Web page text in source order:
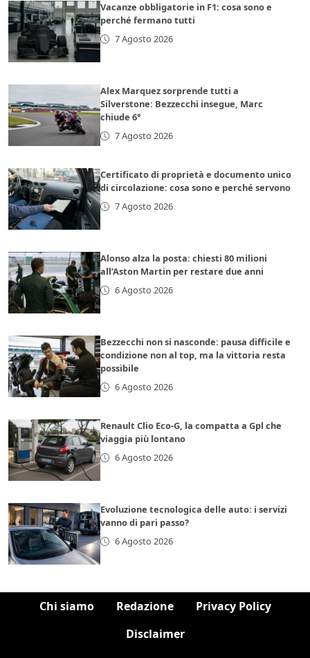
Vacanze obbligatorie in F1: cosa sono e
perché fermano tutti
7 Agosto 2026
Alex Marquez sorprende tutti a
Silverstone: Bezzecchi insegue, Marc
chiude 6°
7 Agosto 2026
Certificato di proprietà e documento unico
di circolazione: cosa sono e perché servono
7 Agosto 2026
Alonso alza la posta: chiesti 80 milioni
all’Aston Martin per restare due anni
6 Agosto 2026
Bezzecchi non si nasconde: pausa difficile e
condizione non al top, ma la vittoria resta
possibile
6 Agosto 2026
Renault Clio Eco-G, la compatta a Gpl che
viaggia più lontano
6 Agosto 2026
Evoluzione tecnologica delle auto: i servizi
vanno di pari passo?
6 Agosto 2026
Chi siamo Redazione
Privacy Policy
Disclaimer